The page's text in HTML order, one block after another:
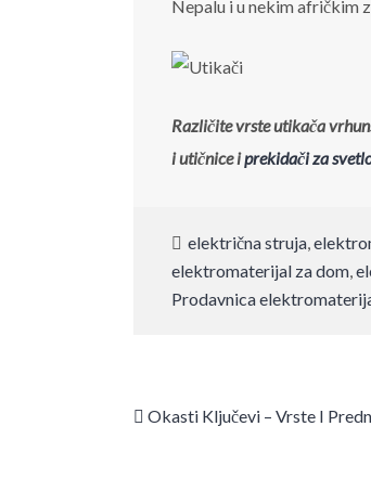
Nepalu i u nekim afričkim
Različite vrste utikača
i utičnice iprekidači za
električna struja,
elektromaterijal za dom,
Prodavnica
Okasti Ključevi – Vrste I